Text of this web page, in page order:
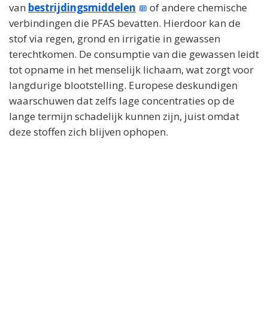
van bestrijdingsmiddelen
of andere chemische
verbindingen die PFAS bevatten. Hierdoor kan de
stof via regen, grond en irrigatie in gewassen
terechtkomen. De consumptie van die gewassen leidt
tot opname in het menselijk lichaam, wat zorgt voor
langdurige blootstelling. Europese deskundigen
waarschuwen dat zelfs lage concentraties op de
lange termijn schadelijk kunnen zijn, juist omdat
deze stoffen zich blijven ophopen.